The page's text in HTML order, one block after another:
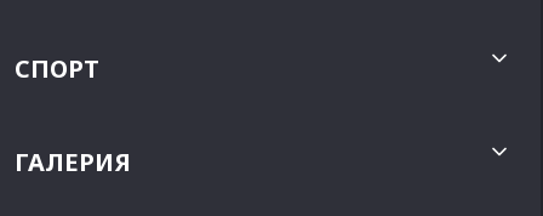
СПОРТ
ГАЛЕРИЯ